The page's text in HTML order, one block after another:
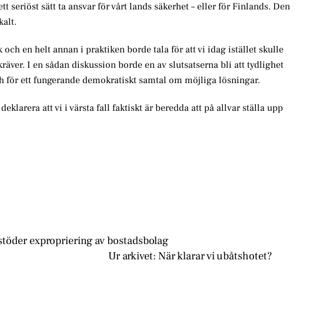
seriöst sätt ta ansvar för vårt lands säkerhet – eller för Finlands. Den
en helt annan i praktiken borde tala för att vi idag istället skulle
I en sådan diskussion borde en av slutsatserna bli att tydlighet
för ett fungerande demokratiskt samtal om möjliga lösningar.
att vi i värsta fall faktiskt är beredda att på allvar ställa upp
expropriering av bostadsbolag
Ur arkivet: När klarar vi ubåtshotet?